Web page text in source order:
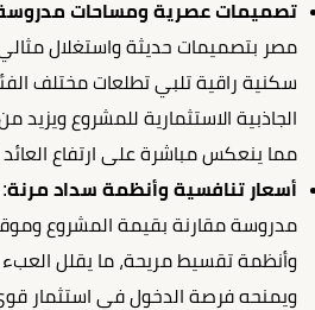
تصميمات عصرية ومساحات
مصر بتصميمات حديثة واستغلال
سكنية راقية تلبي تطلعات مختلف
الجاذبية الاستثمارية للمشروع ويزيد
مما ينعكس مباشرة على ارتفاع العائد
أسعار تنافسية وأنظمة سداد مرنة
مدروسة مقارنة بقيمة المشروع
وأنظمة تقسيط مريحة، ما يقلل
ويمنحه فرصة الدخول في استثمار